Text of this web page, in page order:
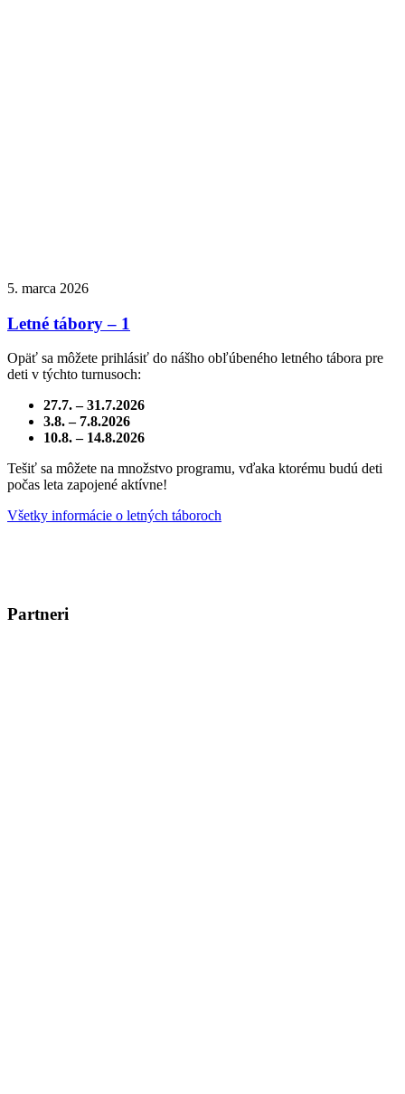
5. marca 2026
Letné tábory – 1
Opäť sa môžete prihlásiť do nášho obľúbeného letného tábora pre
deti v týchto turnusoch:
27.7. – 31.7.2026
3.8. – 7.8.2026
10.8. – 14.8.2026
Tešiť sa môžete na množstvo programu, vďaka ktorému budú deti
počas leta zapojené aktívne!
Všetky informácie o letných táboroch
Partneri